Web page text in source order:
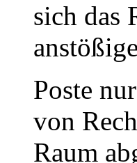
sich das
Poste
von
Raum